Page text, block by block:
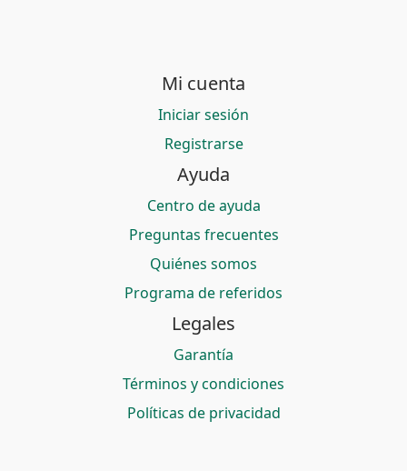
Mi cuenta
Iniciar sesión
Registrarse
Ayuda
Centro de ayuda
Preguntas frecuentes
Quiénes somos
Programa de referidos
Legales
Garantía
Términos y condiciones
Políticas de privacidad